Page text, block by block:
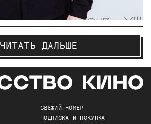
ЧИТАТЬ ДАЛЬШЕ
СВЕЖИЙ НОМЕР
ПОДПИСКА И ПОКУПКА